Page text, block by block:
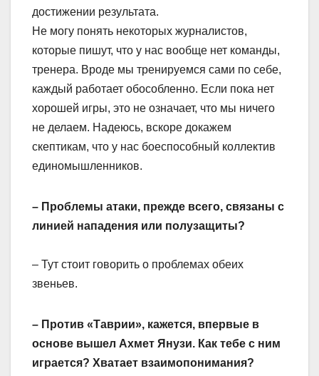
достижении результата.
Не могу понять некоторых журналистов,
которые пишут, что у нас вообще нет команды,
тренера. Вроде мы тренируемся сами по себе,
каждый работает обособленно. Если пока нет
хорошей игры, это не означает, что мы ничего
не делаем. Надеюсь, вскоре докажем
скептикам, что у нас боеспособный коллектив
единомышленников.
– Проблемы атаки, прежде всего, связаны с
линией нападения или полузащиты?
– Тут стоит говорить о проблемах обеих
звеньев.
– Против «Таврии», кажется, впервые в
основе вышел Ахмет Янузи. Как тебе с ним
играется? Хватает взаимопонимания?